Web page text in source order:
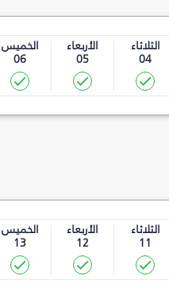
الثلاثاء
04
الأربعاء
05
الخميس
06
الثلاثاء
11
الأربعاء
12
الخميس
13